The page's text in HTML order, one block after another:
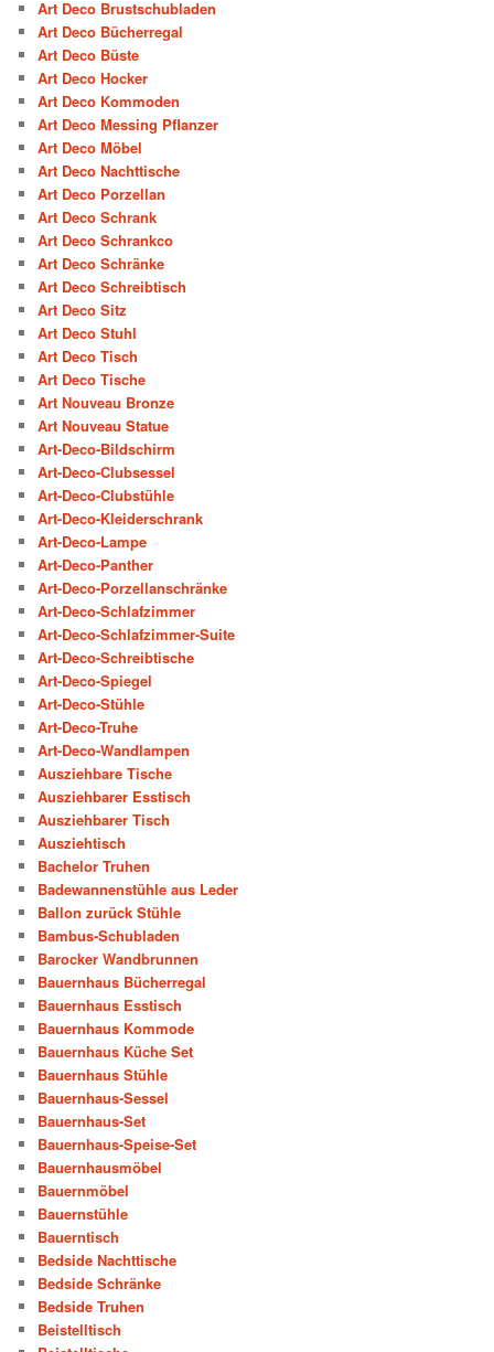
Art Deco Brustschubladen
Art Deco Bücherregal
Art Deco Büste
Art Deco Hocker
Art Deco Kommoden
Art Deco Messing Pflanzer
Art Deco Möbel
Art Deco Nachttische
Art Deco Porzellan
Art Deco Schrank
Art Deco Schrankco
Art Deco Schränke
Art Deco Schreibtisch
Art Deco Sitz
Art Deco Stuhl
Art Deco Tisch
Art Deco Tische
Art Nouveau Bronze
Art Nouveau Statue
Art-Deco-Bildschirm
Art-Deco-Clubsessel
Art-Deco-Clubstühle
Art-Deco-Kleiderschrank
Art-Deco-Lampe
Art-Deco-Panther
Art-Deco-Porzellanschränke
Art-Deco-Schlafzimmer
Art-Deco-Schlafzimmer-Suite
Art-Deco-Schreibtische
Art-Deco-Spiegel
Art-Deco-Stühle
Art-Deco-Truhe
Art-Deco-Wandlampen
Ausziehbare Tische
Ausziehbarer Esstisch
Ausziehbarer Tisch
Ausziehtisch
Bachelor Truhen
Badewannenstühle aus Leder
Ballon zurück Stühle
Bambus-Schubladen
Barocker Wandbrunnen
Bauernhaus Bücherregal
Bauernhaus Esstisch
Bauernhaus Kommode
Bauernhaus Küche Set
Bauernhaus Stühle
Bauernhaus-Sessel
Bauernhaus-Set
Bauernhaus-Speise-Set
Bauernhausmöbel
Bauernmöbel
Bauernstühle
Bauerntisch
Bedside Nachttische
Bedside Schränke
Bedside Truhen
Beistelltisch